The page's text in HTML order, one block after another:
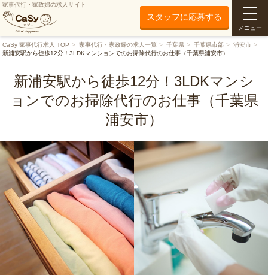
家事代行・家政婦の求人サイト
スタッフに応募する
メニュー
CaSy 家事代行求人 TOP 家事代行・家政婦の求人一覧 千葉県 千葉県市部
浦安市
新浦安駅から徒歩12分！3LDKマンションでのお掃除代行のお仕事（千葉県浦安市）
新浦安駅から徒歩12分！3LDKマンシ
ョンでのお掃除代行のお仕事（千葉県
浦安市）